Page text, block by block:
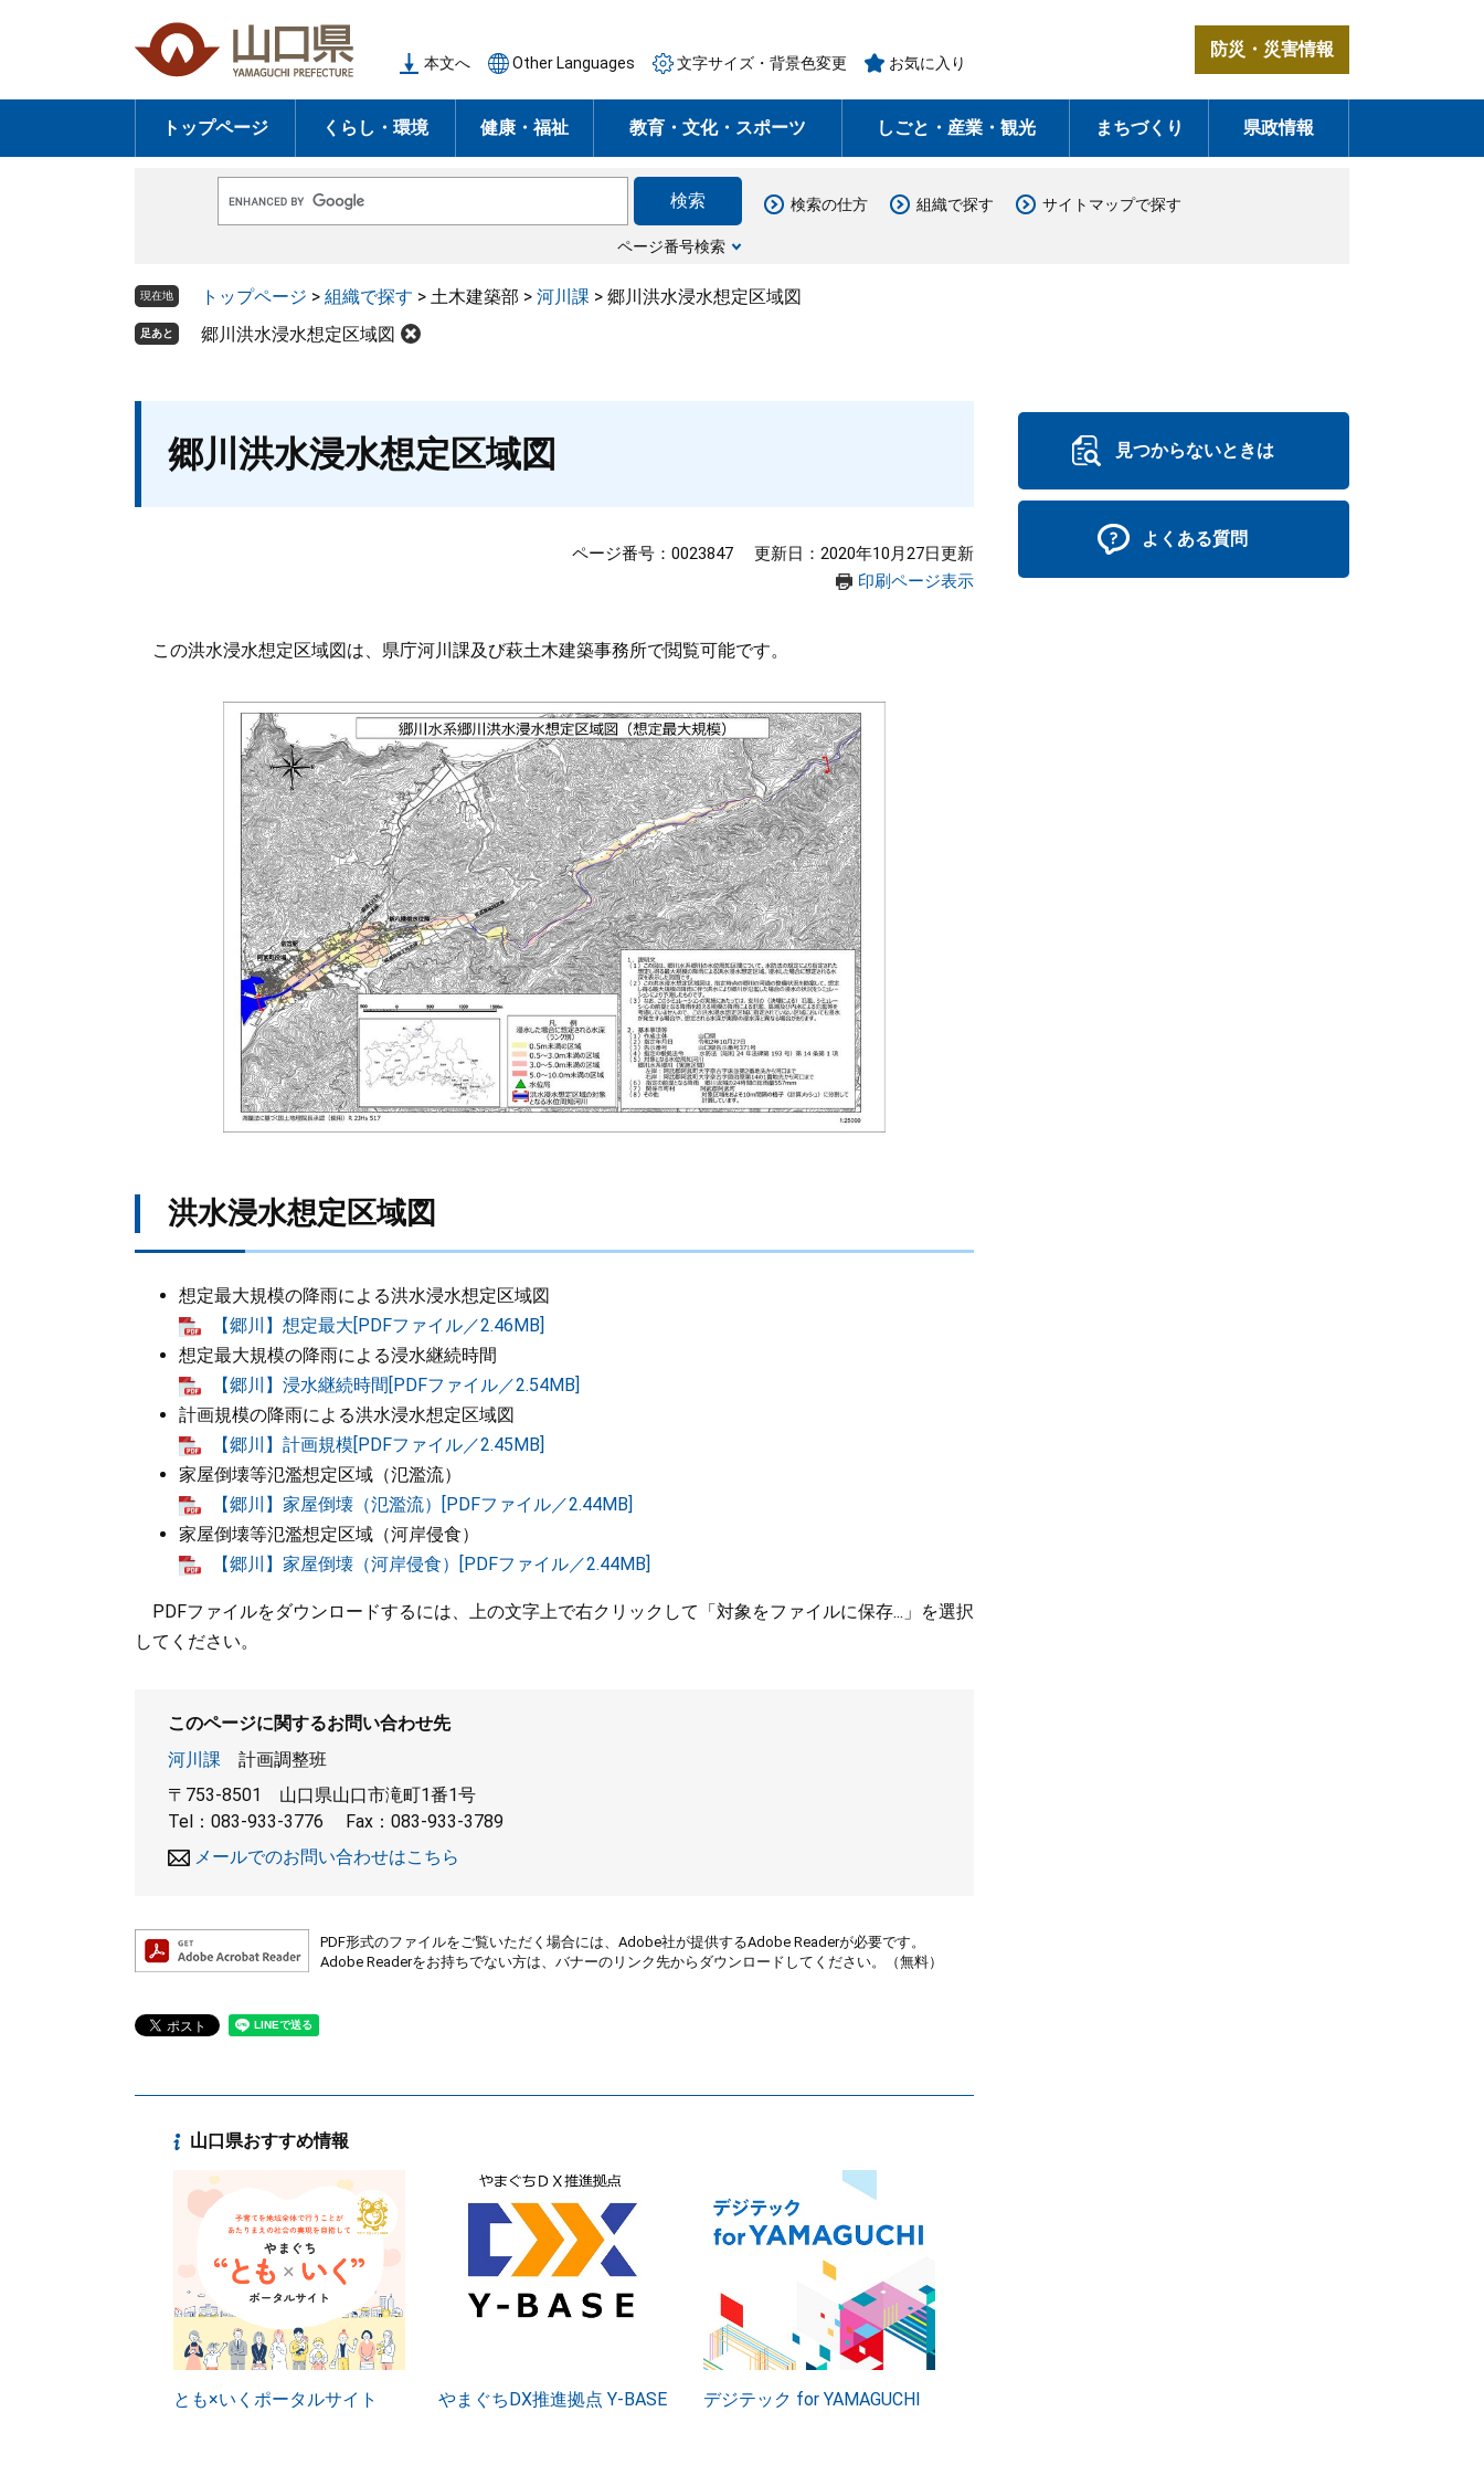
の
頭
ー
飛
本文へ Other Languages 文字サイズ・背景色変更 お気に入り
防災・災害情報
トップページ くらし・環境 健康・福祉 教育・文化・スポーツ しごと・産業・観光 まちづくり 県政情報
o
e
ス
タ
ページ番号検索
検索の仕方 組織で探す サイトマップで探す
現在地 トップページ > 組織で探す > 土木建築部 > 河川課 > 郷川洪水浸水想定区域図
足あと 郷川洪水浸水想定区域図
郷川洪水浸水想定区域図
ページ番号：0023847
更新日：2020年10月27日更新
印刷ページ表示
この洪水浸水想定区域図は、県庁河川課及び萩土木建築事務所で閲覧可能です。
洪水浸水想定区域図
想定最大規模の降雨による洪水浸水想定区域図
【郷川】想定最大[PDFファイル／2.46MB]
想定最大規模の降雨による浸水継続時間
【郷川】浸水継続時間[PDFファイル／2.54MB]
計画規模の降雨による洪水浸水想定区域図
【郷川】計画規模[PDFファイル／2.45MB]
家屋倒壊等氾濫想定区域（氾濫流）
【郷川】家屋倒壊（氾濫流）[PDFファイル／2.44MB]
家屋倒壊等氾濫想定区域（河岸侵食）
【郷川】家屋倒壊（河岸侵食）[PDFファイル／2.44MB]
PDFファイルをダウンロードするには、上の文字上で右クリックして「対象をファイルに保存...」を選択
してください。
このページに関するお問い合わせ先
河川課
計画調整班
〒753-8501
山口県山口市滝町1番1号
Tel：083-933-3776
Fax：083-933-3789
メールでのお問い合わせはこちら
PDF形式のファイルをご覧いただく場合には、Adobe社が提供するAdobe Readerが必要です。
Adobe Readerをお持ちでない方は、バナーのリンク先からダウンロードしてください。（無料）
山口県おすすめ情報
とも×いくポータルサイト やまぐちDX推進拠点 Y-BASE デジテック for YAMAGUCHI
見つからないときは
よくある質問